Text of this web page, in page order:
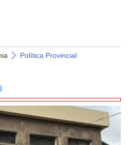
Política Provincial